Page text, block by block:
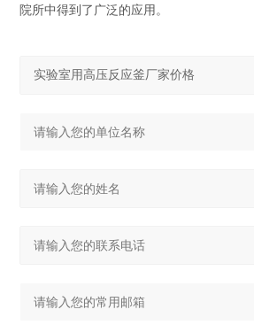
院所中得到了广泛的应用。